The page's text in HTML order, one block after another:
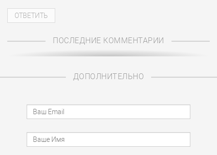
ПОСЛЕДНИЕ КОММЕНТАРИИ
ДОПОЛНИТЕЛЬНО